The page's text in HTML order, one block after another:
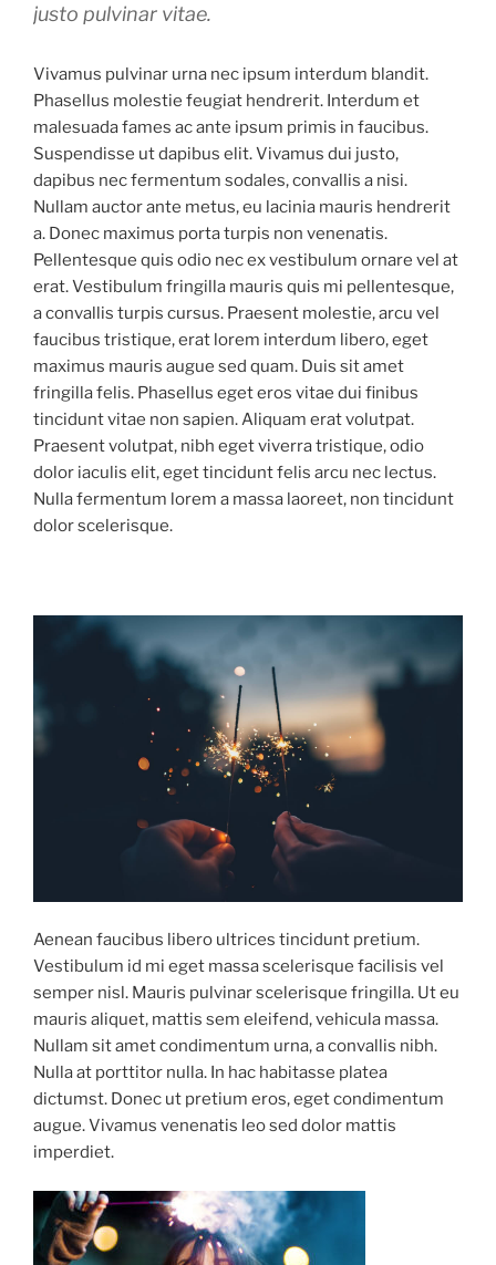
justo pulvinar vitae.
Vivamus pulvinar urna nec ipsum interdum blandit.
Phasellus molestie feugiat hendrerit. Interdum et
malesuada fames ac ante ipsum primis in faucibus.
Suspendisse ut dapibus elit. Vivamus dui justo,
dapibus nec fermentum sodales, convallis a nisi.
Nullam auctor ante metus, eu lacinia mauris hendrerit
a. Donec maximus porta turpis non venenatis.
Pellentesque quis odio nec ex vestibulum ornare vel at
erat. Vestibulum fringilla mauris quis mi pellentesque,
a convallis turpis cursus. Praesent molestie, arcu vel
faucibus tristique, erat lorem interdum libero, eget
maximus mauris augue sed quam. Duis sit amet
fringilla felis. Phasellus eget eros vitae dui finibus
tincidunt vitae non sapien. Aliquam erat volutpat.
Praesent volutpat, nibh eget viverra tristique, odio
dolor iaculis elit, eget tincidunt felis arcu nec lectus.
Nulla fermentum lorem a massa laoreet, non tincidunt
dolor scelerisque.
Aenean faucibus libero ultrices tincidunt pretium.
Vestibulum id mi eget massa scelerisque facilisis vel
semper nisl. Mauris pulvinar scelerisque fringilla. Ut eu
mauris aliquet, mattis sem eleifend, vehicula massa.
Nullam sit amet condimentum urna, a convallis nibh.
Nulla at porttitor nulla. In hac habitasse platea
dictumst. Donec ut pretium eros, eget condimentum
augue. Vivamus venenatis leo sed dolor mattis
imperdiet.